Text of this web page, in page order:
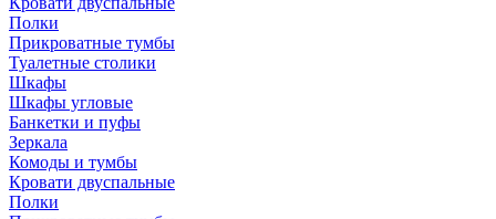
Полки
Прикроватные тумбы
Туалетные столики
Шкафы
Шкафы угловые
Банкетки и пуфы
Зеркала
Комоды и тумбы
Кровати двуспальные
Полки